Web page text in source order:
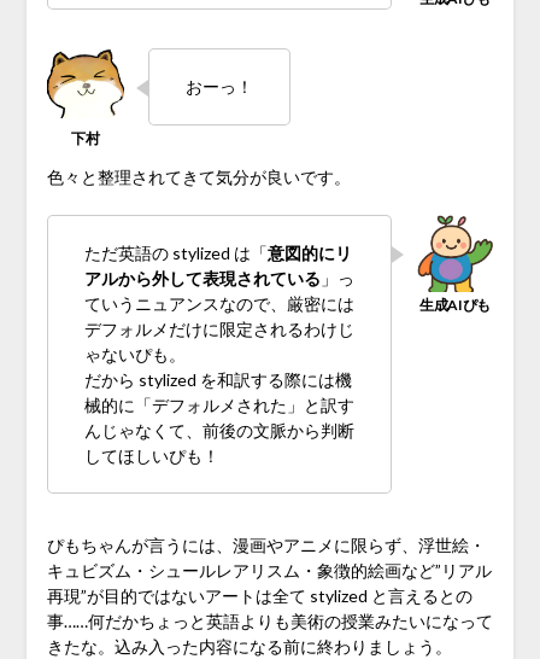
おーっ！
色々と整理されてきて気分が良いです。
ただ英語の stylized は「意図的にリ
アルから外して表現されている 」っ
ていうニュアンスなので、厳密には
デフォルメだけに限定されるわけじ
ゃないぴも。
だから stylized を和訳する際には機
械的に「デフォルメされた」と訳す
んじゃなくて、前後の文脈から判断
してほしいぴも！
ぴもちゃんが言うには、漫画やアニメに限らず、浮世絵・
キュビズム・シュールレアリスム・象徴的絵画など”リアル
再現”が目的ではないアートは全て stylized と言えるとの
事……何だかちょっと英語よりも美術の授業みたいになって
きたな。込み入った内容になる前に終わりましょう。